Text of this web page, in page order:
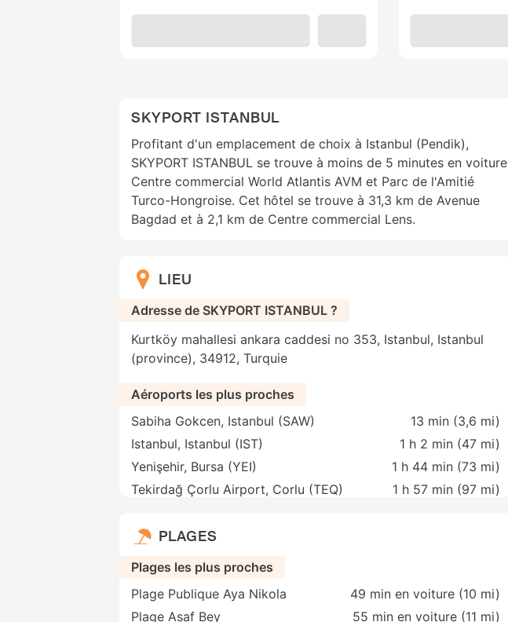
SKYPORT ISTANBUL
Profitant d'un emplacement de choix à Istanbul (Pendik),
SKYPORT ISTANBUL se trouve à moins de 5 minutes en voiture
Centre commercial World Atlantis AVM et Parc de l'Amitié
Turco-Hongroise. Cet hôtel se trouve à 31,3 km de Avenue
Bagdad et à 2,1 km de Centre commercial Lens.
LIEU
Adresse de SKYPORT ISTANBUL ?
Kurtköy mahallesi ankara caddesi no 353, Istanbul, Istanbul
(province), 34912, Turquie
Aéroports les plus proches
Sabiha Gokcen, Istanbul (SAW)
13 min (3,6 mi)
Istanbul, Istanbul (IST)
1 h 2 min (47 mi)
Yenişehir, Bursa (YEI)
1 h 44 min (73 mi)
Tekirdağ Çorlu Airport, Corlu (TEQ)
1 h 57 min (97 mi)
PLAGES
Plages les plus proches
Plage Publique Aya Nikola
49 min en voiture (10 mi)
Plage Asaf Bey
55 min en voiture (11 mi)